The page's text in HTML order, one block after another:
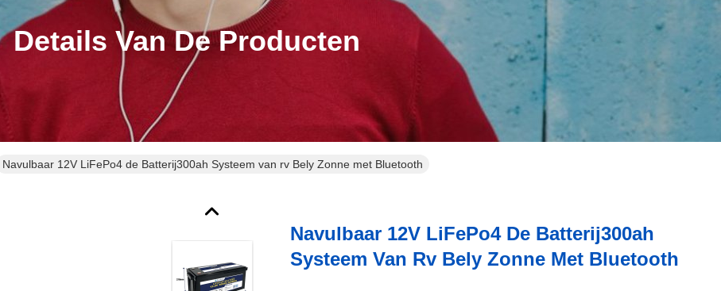
Details Van De Producten
Navulbaar 12V LiFePo4 de Batterij300ah Systeem van rv Bely Zonne met Bluetooth
Navulbaar 12V LiFePo4 De Batterij300ah
Systeem Van Rv Bely Zonne Met Bluetooth